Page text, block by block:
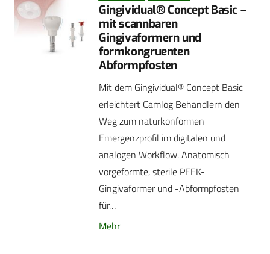
Gingividual® Concept Basic –
mit scannbaren
Gingivaformern und
formkongruenten
Abformpfosten
Mit dem Gingividual® Concept Basic
erleichtert Camlog Behandlern den
Weg zum naturkonformen
Emergenzprofil im digitalen und
analogen Workflow. Anatomisch
vorgeformte, sterile PEEK-
Gingivaformer und -Abformpfosten
für…
Mehr